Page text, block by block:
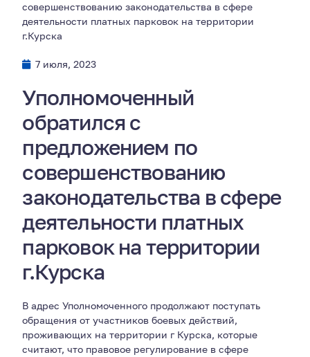
совершенствованию законодательства в сфере
деятельности платных парковок на территории
г.Курска
7 июля, 2023
Уполномоченный
обратился с
предложением по
совершенствованию
законодательства в сфере
деятельности платных
парковок на территории
г.Курска
В адрес Уполномоченного продолжают поступать
обращения от участников боевых действий,
проживающих на территории г Курска, которые
считают, что правовое регулирование в сфере